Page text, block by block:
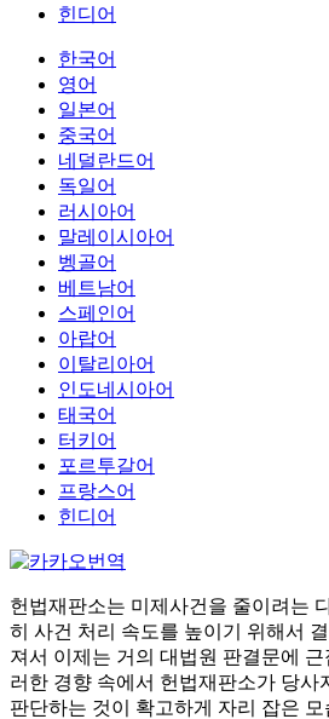
힌디어
한국어
영어
일본어
중국어
네덜란드어
독일어
러시아어
말레이시아어
벵골어
베트남어
스페인어
아랍어
이탈리아어
인도네시아어
태국어
터키어
포르투갈어
프랑스어
힌디어
헌법재판소는 미제사건을 줄이려는
히 사건 처리 속도를 높이기 위해서
져서 이제는 거의 대법원 판결문에 근
러한 경향 속에서 헌법재판소가 당사
판단하는 것이 확고하게 자리 잡은